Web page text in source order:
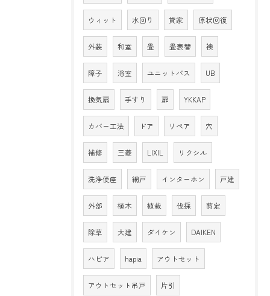
ウィット 水回り 貸家 原状回復
外装 和室 畳 畳表替 襖
障子 浴室 ユニットバス UB
換気扇 手すり 扉 YKKAP
カバー工法 ドア リペア 穴
補修 三菱 LIXIL リクシル
洗浄便座 網戸 インターホン 戸建
外部 植木 植栽 伐採 剪定
除草 大建 ダイケン DAIKEN
ハピア hapia アウトセット
アウトセット吊戸 片引